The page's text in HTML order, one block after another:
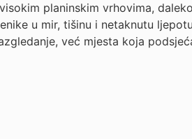
planinskim vrhovima,
u mir, tišinu i netaknutu
već mjesta koja